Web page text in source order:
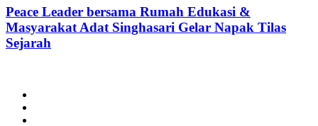
Peace Leader bersama Rumah Edukasi &
Masyarakat Adat Singhasari Gelar Napak Tilas
Sejarah